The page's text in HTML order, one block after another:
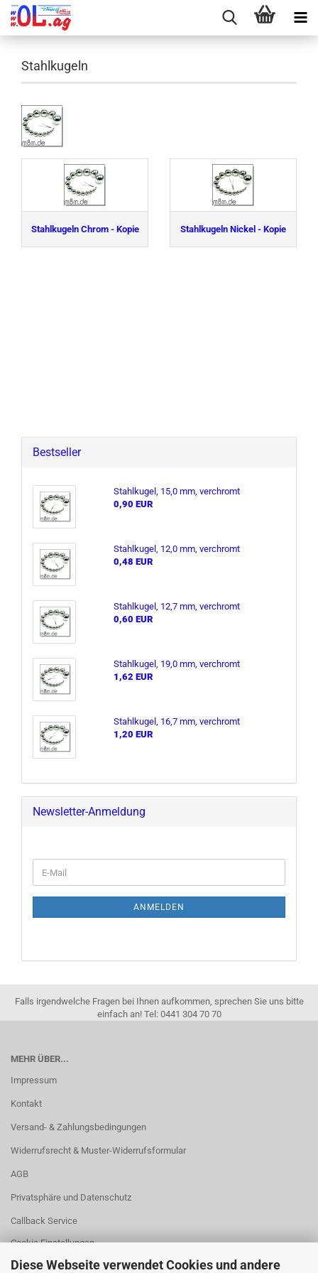
Diese Webseite verwendet Cookies und andere
Stahlkugeln
Stahlkugeln Chrom - Kopie Stahlkugeln Nickel - Kopie
Bestseller
Stahl­ku­gel, 15,0 mm, ver­chromt
0,90 EUR
Stahl­ku­gel, 12,0 mm, ver­chromt
0,48 EUR
Stahl­ku­gel, 12,7 mm, ver­chromt
0,60 EUR
Stahl­ku­gel, 19,0 mm, ver­chromt
1,62 EUR
Stahl­ku­gel, 16,7 mm, ver­chromt
1,20 EUR
Newsletter-Anmeldung
E-
Mail
ANMELDEN
Falls irgendwelche Fragen bei Ihnen aufkommen, sprechen Sie uns bitte
einfach an! Tel: 0441 304 70 70
MEHR ÜBER...
Impressum
Kontakt
Versand- & Zahlungsbedingungen
Widerrufsrecht & Muster-Widerrufsformular
AGB
Privatsphäre und Datenschutz
Callback Service
Cookie Einstellungen